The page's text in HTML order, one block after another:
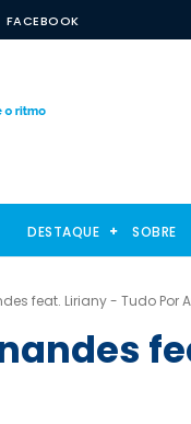
FACEBOOK
DESTAQUE SOBRE
feat. Liriany - Tudo Por